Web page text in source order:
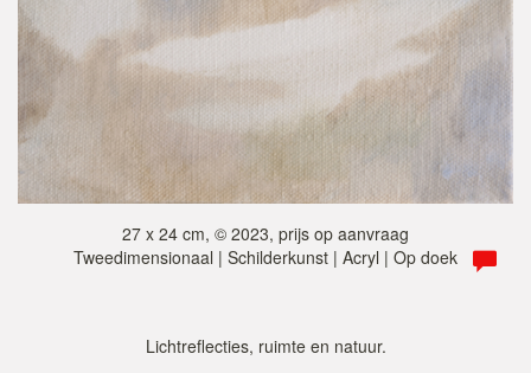
27 x 24 cm, © 2023, prijs op aanvraag
Tweedimensionaal | Schilderkunst | Acryl | Op doek
Lichtreflecties, ruimte en natuur.